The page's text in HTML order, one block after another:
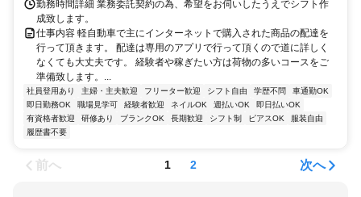
勤務時間詳細 業務委託契約の為、希望をお伺いしたうえでシフト作
成致します。
仕事内容 軽自動車で主にインターネットで購入された商品の配達を
行って頂きます。 配達は専用のアプリで行って頂くので道に詳しく
なくても大丈夫です。 経験者や稼ぎたい方は荷物の多いコースをご
準備致します。...
社員登用あり 主婦・主夫歓迎 フリーター歓迎 シフト自由 学歴不問
車通勤OK
即日勤務OK
職場見学可 経験者歓迎 ネイルOK 週払いOK
即日払いOK
有資格者歓迎
研修あり ブランクOK 長期歓迎 シフト制 ピアスOK
服装自由
履歴書不要
前へ 1 2 次へ